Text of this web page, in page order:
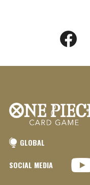
GLOBAL
SOCIAL MEDIA